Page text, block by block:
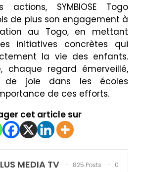
SYMBIOSE Togo
de plus son engagement à
au Togo, en mettant
initiatives concrètes qui
la vie des enfants.
chaque regard émerveillé,
de joie dans les écoles
de ces efforts.
cet article sur
MEDIA TV 825 Posts
0